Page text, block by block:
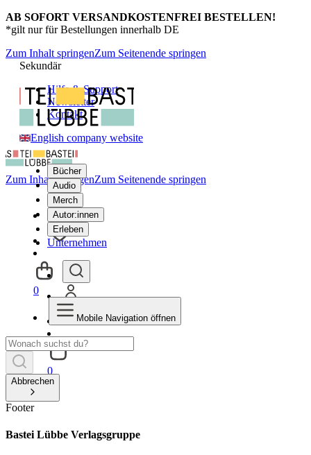
AB SOFORT VERSANDKOSTENFREI BESTELLEN!
*gilt nur für Bestellungen innerhalb DE
Zum Inhalt springenZum Seitenende springen
Sekundär
Hilfe & Support
Newsletter
Kontakt
English company website
Bücher
Audio
Merch
Autor:innen
Erleben
Unternehmen
0
Zum Inhalt springenZum Seitenende springen
0
Mobile Navigation öffnen
Abbrechen
Footer
Bastei Lübbe Verlagsgruppe